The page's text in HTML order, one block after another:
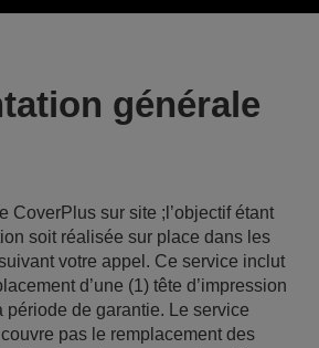
générale
CoverPlus sur site ;l’objectif étant
soit réalisée sur place dans les
votre appel. Ce service inclut
d’une (1) tête d’impression
période de garantie. Le service
pas le remplacement des